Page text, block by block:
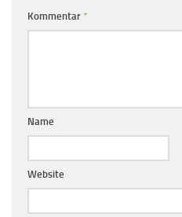
Kommentar *
Name
Website